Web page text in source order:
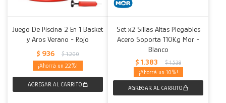
Juego De Piscina 2 En 1 Basket
y Aros Verano - Rojo
$ 936 $ 1.200
22
Set x2 Sillas Altas Plegables
Acero Soporta 110Kg Mor -
Blanco
$ 1.383 $ 1.538
10